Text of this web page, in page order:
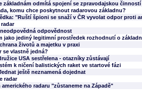
základnám odmítá spojení se zpravodajskou činností
komu chce poskytnout radarovou základnu?
"Ruští špioni se snaží v ČR vyvolat odpor proti
neodpovědná odpovědnost
jako jediný legitimní prostředek rozhodnutí o
životů a majetku v praxi
se vlastně jedná?
USA sestřelena - otazníky zůstávají
k ničení balistických raket ve startové fázi
ještě neznamená dojednat
radar
amerického radaru "zůstaneme na Západě"